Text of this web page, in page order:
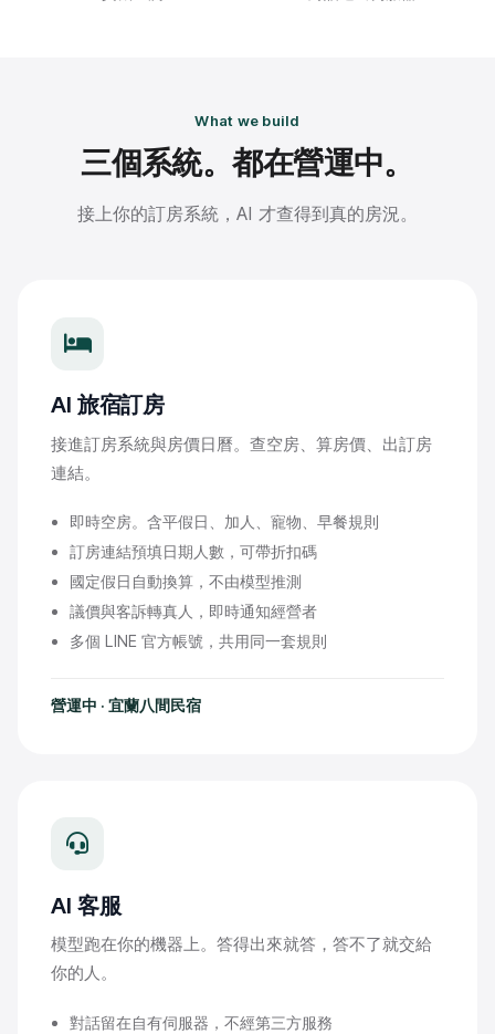
What we build
三個系統。都在營運中。
接上你的訂房系統，AI 才查得到真的房況。
AI 旅宿訂房
接進訂房系統與房價日曆。查空房、算房價、出訂房
連結。
即時空房。含平假日、加人、寵物、早餐規則
訂房連結預填日期人數，可帶折扣碼
國定假日自動換算，不由模型推測
議價與客訴轉真人，即時通知經營者
多個 LINE 官方帳號，共用同一套規則
營運中 · 宜蘭八間民宿
AI 客服
模型跑在你的機器上。答得出來就答，答不了就交給
你的人。
對話留在自有伺服器，不經第三方服務